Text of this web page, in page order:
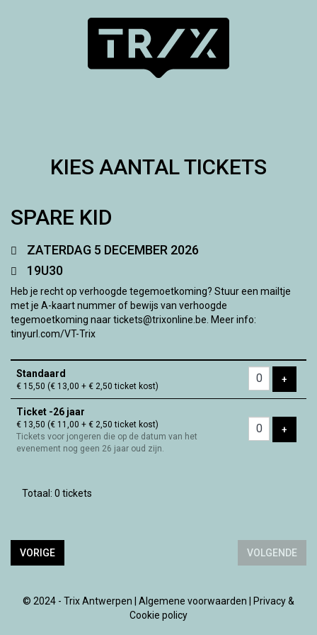
KIES AANTAL TICKETS
SPARE KID
ZATERDAG 5 DECEMBER 2026
19U30
Heb je recht op verhoogde tegemoetkoming? Stuur een mailtje
met je A-kaart nummer of bewijs van verhoogde
tegemoetkoming naar tickets@trixonline.be. Meer info:
tinyurl.com/VT-Trix
Aantal
Standaard
€ 15,50 (€ 13,00 + € 2,50 ticket kost)
+
Ticket -26 jaar
€ 13,50 (€ 11,00 + € 2,50 ticket kost)
Tickets voor jongeren die op de datum van het
evenement nog geen 26 jaar oud zijn.
+
Totaal: 0 tickets
VORIGE VOLGENDE
© 2024 - Trix Antwerpen | Algemene voorwaarden
Privacy &
Cookie policy